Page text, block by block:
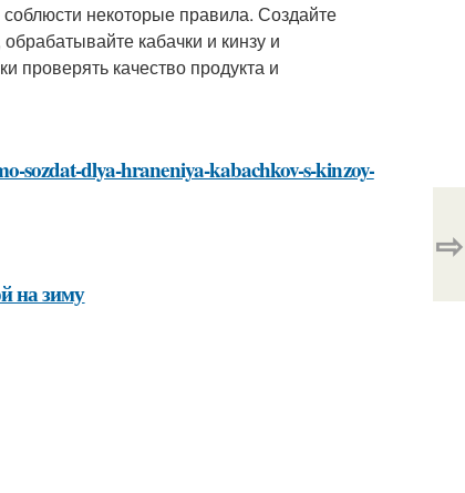
некоторые правила. Создайте
кабачки и кинзу и
проверять качество продукта и
sozdat-dlya-hraneniya-kabachkov-s-kinzoy-
на зиму
⇨